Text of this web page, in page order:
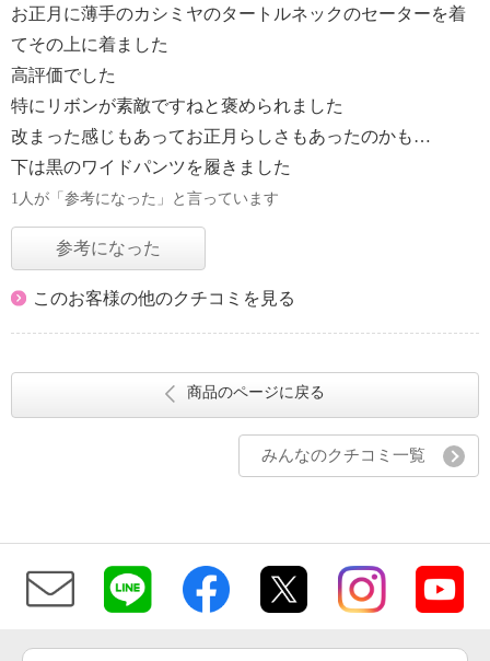
お正月に薄手のカシミヤのタートルネックのセーターを着
てその上に着ました
高評価でした
特にリボンが素敵ですねと褒められました
改まった感じもあってお正月らしさもあったのかも…
下は黒のワイドパンツを履きました
1人が「参考になった」と言っています
参考になった
このお客様の他のクチコミを見る
商品のページに戻る
みんなのクチコミ一覧